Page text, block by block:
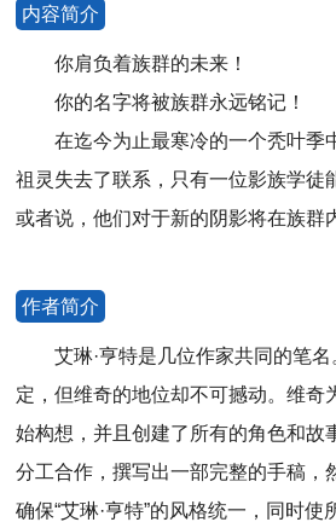
内容简介
你肩负着族群的未来！
你的名字将被族群永远铭记！
在迄今为止最寒冷的一个秃叶季
祖灵失去了联系，只有一位影族学
或者说，他们对于新的阴影将在族群
作者简介
艾琳·亨特是几位作家共同的笔名
定，但维奇的地位却不可撼动。维奇
始构想，并且创建了所有的角色和故
分工合作，撰写出一部完整的手稿，
确保“艾琳·亨特”的风格统一，同时